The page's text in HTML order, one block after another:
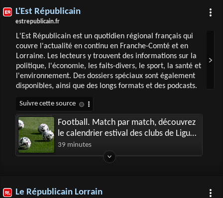
L'Est Républicain
estrepublicain.fr
L'Est Républicain est un quotidien régional français qui
couvre l'actualité en continu en Franche-Comté et en
Lorraine. Les lecteurs y trouvent des informations sur la
politique, l'économie, les faits-divers, le sport, la santé et
l'environnement. Des dossiers spéciaux sont également
disponibles, ainsi que des longs formats et des podcasts.
Football. Match par match, découvrez
le calendrier estival des clubs de Ligue
1
39 minutes
Le Républicain Lorrain